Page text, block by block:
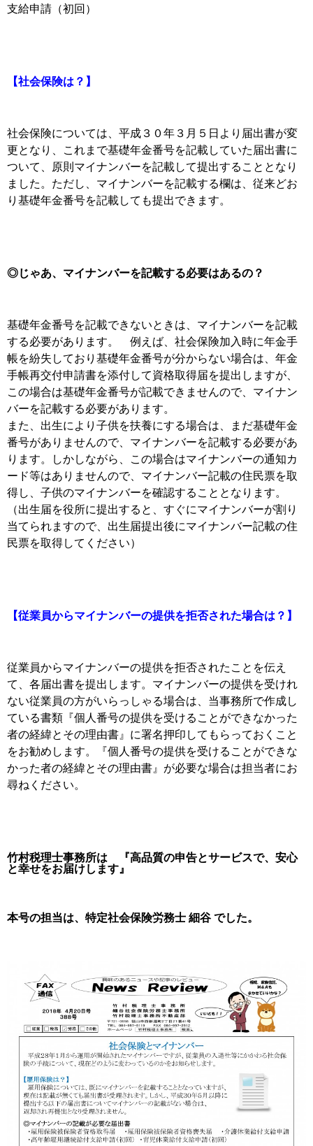
支給申請（初回）
【社会保険は？】
社会保険については、平成３０年３月５日より届出書が変
更となり、これまで基礎年金番号を記載していた届出書に
ついて、原則マイナンバーを記載して提出することとなり
ました。ただし、マイナンバーを記載する欄は、従来どお
り基礎年金番号を記載しても提出できます。
◎じゃあ、マイナンバーを記載する必要はあるの？
基礎年金番号を記載できないときは、マイナンバーを記載
する必要があります。 例えば、社会保険加入時に年金手
帳を紛失しており基礎年金番号が分からない場合は、年金
手帳再交付申請書を添付して資格取得届を提出しますが、
この場合は基礎年金番号が記載できませんので、マイナン
バーを記載する必要があります。
また、出生により子供を扶養にする場合は、まだ基礎年金
番号がありませんので、マイナンバーを記載する必要があ
ります。しかしながら、この場合はマイナンバーの通知カ
ード等はありませんので、マイナンバー記載の住民票を取
得し、子供のマイナンバーを確認することとなります。
（出生届を役所に提出すると、すぐにマイナンバーが割り
当てられますので、出生届提出後にマイナンバー記載の住
民票を取得してください）
【従業員からマイナンバーの提供を拒否された場合は？】
従業員からマイナンバーの提供を拒否されたことを伝え
て、各届出書を提出します。マイナンバーの提供を受けれ
ない従業員の方がいらっしゃる場合は、当事務所で作成し
ている書類『個人番号の提供を受けることができなかった
者の経緯とその理由書』に署名押印してもらっておくこと
をお勧めします。『個人番号の提供を受けることができな
かった者の経緯とその理由書』が必要な場合は担当者にお
尋ねください。
竹村税理士事務所は 『高品質の申告とサービスで、安心
と幸せをお届けします』
本号の担当は、特定社会保険労務士 細谷 でした。